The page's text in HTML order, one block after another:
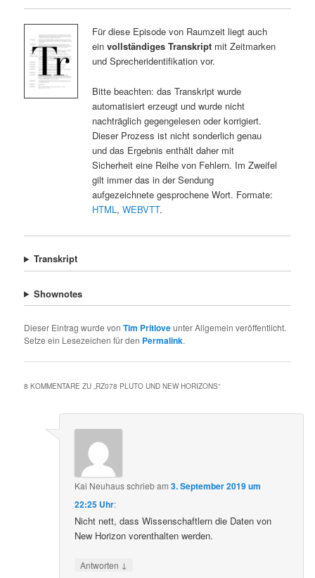
Für diese Episode von Raumzeit liegt auch
ein vollständiges Transkriptmit Zeitmarken
und Sprecheridentifikation vor.
Bitte beachten: das Transkript wurde
automatisiert erzeugt und wurde nicht
nachträglich gegengelesen oder korrigiert.
Dieser Prozess ist nicht sonderlich genau
und das Ergebnis enthält daher mit
Sicherheit eine Reihe von Fehlern. Im Zweifel
gilt immer das in der Sendung
aufgezeichnete gesprochene Wort. Formate:
HTML , WEBVTT.
Transkript
Shownotes
Dieser Eintrag wurde vonTim Pritloveunter Allgemein veröffentlicht.
Setze ein Lesezeichen für den Permalink.
8 KOMMENTARE ZU „RZ078 PLUTO UND NEW HORIZONS“
Kai Neuhausschriebam3. September 2019 um
22:25 Uhr:
Nicht nett, dass Wissenschaftlern die Daten von
New Horizon vorenthalten werden.
Antworten ↓